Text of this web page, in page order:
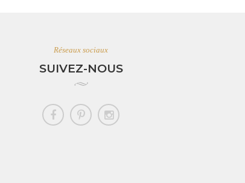
Réseaux sociaux
SUIVEZ-NOUS